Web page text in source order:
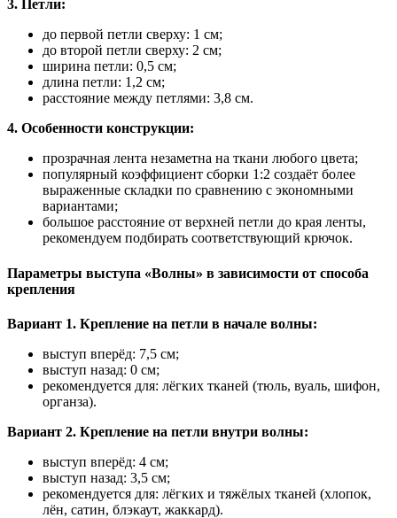
3. Петли:
до первой петли сверху: 1 см;
до второй петли сверху: 2 см;
ширина петли: 0,5 см;
длина петли: 1,2 см;
расстояние между петлями: 3,8 см.
4. Особенности конструкции:
прозрачная лента незаметна на ткани любого цвета;
популярный коэффициент сборки 1:2 создаёт более
выраженные складки по сравнению с экономными
вариантами;
большое расстояние от верхней петли до края ленты,
рекомендуем подбирать соответствующий крючок.
Параметры выступа «Волны» в зависимости от способа
крепления
Вариант 1. Крепление на петли в начале волны:
выступ вперёд: 7,5 см;
выступ назад: 0 см;
рекомендуется для: лёгких тканей (тюль, вуаль, шифон,
органза).
Вариант 2. Крепление на петли внутри волны:
выступ вперёд: 4 см;
выступ назад: 3,5 см;
рекомендуется для: лёгких и тяжёлых тканей (хлопок,
лён, сатин, блэкаут, жаккард).